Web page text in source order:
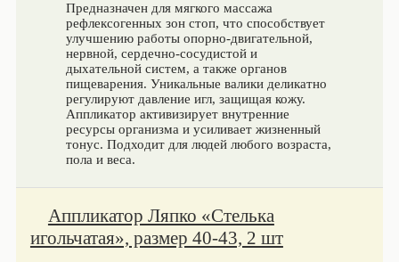
Предназначен для мягкого массажа
рефлексогенных зон стоп, что способствует
улучшению работы опорно-двигательной,
нервной, сердечно-сосудистой и
дыхательной систем, а также органов
пищеварения. Уникальные валики деликатно
регулируют давление игл, защищая кожу.
Аппликатор активизирует внутренние
ресурсы организма и усиливает жизненный
тонус. Подходит для людей любого возраста,
пола и веса.
Аппликатор Ляпко «Стелька
игольчатая», размер 40-43, 2 шт